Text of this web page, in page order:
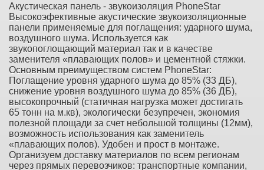
Акустическая панель - звукоизоляция PhoneStar
Высокоэфективные акустические звукоизоляционные
панели применяемые для поглащения: ударного шума,
воздушного шума. Используется как
звукопоглощающий материал так и в качестве
заменителя «плавающих полов» и цементной стяжки.
Основным преимуществом систем PhoneStar:
Поглащение уровня ударного шума до 85% (33 ДБ),
снижение уровня воздушного шума до 85% (36 ДБ),
высокопрочный (статичная нагрузка может достигать
65 тонн на м.кв), экологически безупречен, экономия
полезной площади за счет небольшой толщины (12мм),
возможность использования как заменитель
«плавающих полов). Удобен и прост в монтаже.
Организуем доставку материалов по всем регионам
через прямых перевозчиков: транспортные компании,